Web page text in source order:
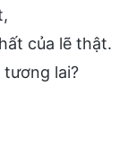
của lẽ thật.
lai?